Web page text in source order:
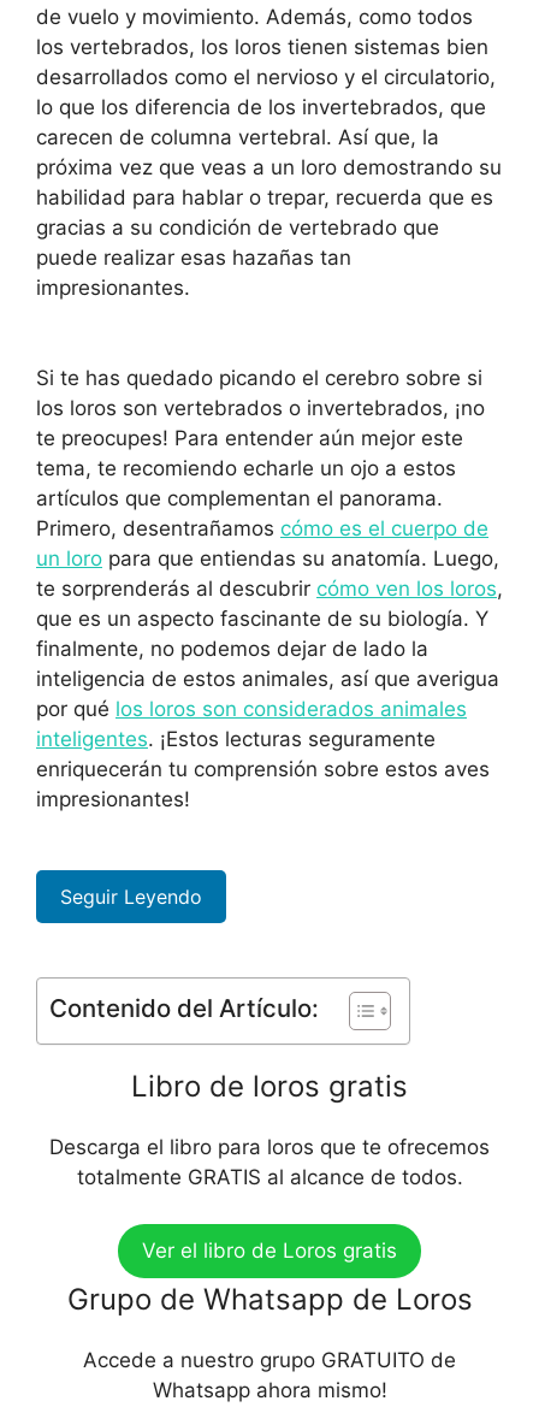
de vuelo y movimiento. Además, como todos
los vertebrados, los loros tienen sistemas bien
desarrollados como el nervioso y el circulatorio,
lo que los diferencia de los invertebrados, que
carecen de columna vertebral. Así que, la
próxima vez que veas a un loro demostrando su
habilidad para hablar o trepar, recuerda que es
gracias a su condición de vertebrado que
puede realizar esas hazañas tan
impresionantes.
Si te has quedado picando el cerebro sobre si
los loros son vertebrados o invertebrados, ¡no
te preocupes! Para entender aún mejor este
tema, te recomiendo echarle un ojo a estos
artículos que complementan el panorama.
Primero, desentrañamos cómo es el cuerpo de
un loro para que entiendas su anatomía. Luego,
te sorprenderás al descubrir cómo ven los loros,
que es un aspecto fascinante de su biología. Y
finalmente, no podemos dejar de lado la
inteligencia de estos animales, así que averigua
por qué los loros son considerados animales
inteligentes. ¡Estos lecturas seguramente
enriquecerán tu comprensión sobre estos aves
impresionantes!
Seguir Leyendo
Contenido del Artículo:
Libro de loros gratis
Descarga el libro para loros que te ofrecemos
totalmente GRATIS al alcance de todos.
Ver el libro de Loros gratis
Grupo de Whatsapp de Loros
Accede a nuestro grupo GRATUITO de
Whatsapp ahora mismo!